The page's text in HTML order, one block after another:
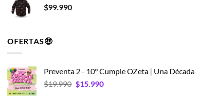
$99.990
OFERTAS🤑
Preventa 2 - 10° Cumple OZeta | Una Década
$19.990 El
$15.990El